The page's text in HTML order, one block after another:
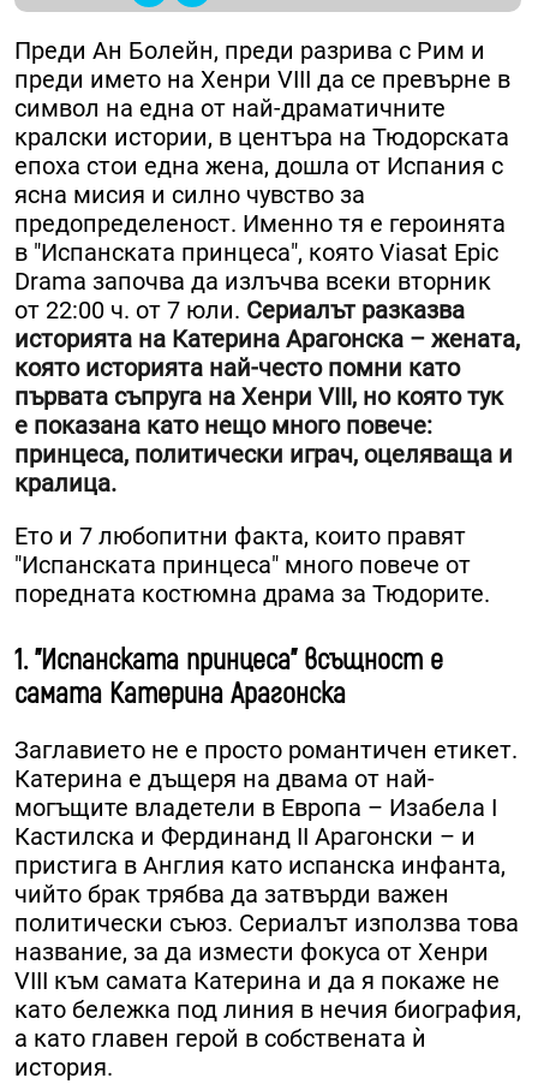
Преди Ан Болейн, преди разрива с Рим и
преди името на Хенри VIII да се превърне в
символ на една от най-драматичните
кралски истории, в центъра на Тюдорската
епоха стои една жена, дошла от Испания с
ясна мисия и силно чувство за
предопределеност. Именно тя е героинята
в "Испанската принцеса", която Viasat Epic
Drama започва да излъчва всеки вторник
от 22:00 ч. от 7 юли. Сериалът разказва
историята на Катерина Арагонска – жената,
която историята най-често помни като
първата съпруга на Хенри VIII, но която тук
е показана като нещо много повече:
принцеса, политически играч, оцеляваща и
кралица.
Ето и 7 любопитни факта, които правят
"Испанската принцеса" много повече от
поредната костюмна драма за Тюдорите.
1. "Испанската принцеса" всъщност е
самата Катерина Арагонска
Заглавието не е просто романтичен етикет.
Катерина е дъщеря на двама от най-
могъщите владетели в Европа – Изабела I
Кастилска и Фердинанд II Арагонски – и
пристига в Англия като испанска инфанта,
чийто брак трябва да затвърди важен
политически съюз. Сериалът използва това
название, за да измести фокуса от Хенри
VIII към самата Катерина и да я покаже не
като бележка под линия в нечия биография,
а като главен герой в собствената ѝ
история.